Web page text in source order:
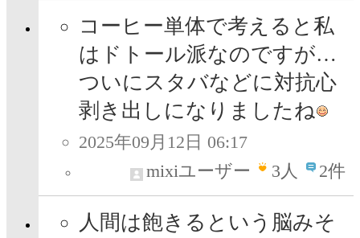
コーヒー単体で考えると私
はドトール派なのですが…
ついにスタバなどに対抗心
剥き出しになりましたね
2025年09月12日 06:17
mixiユーザー
3人 2件
人間は飽きるという脳みそ